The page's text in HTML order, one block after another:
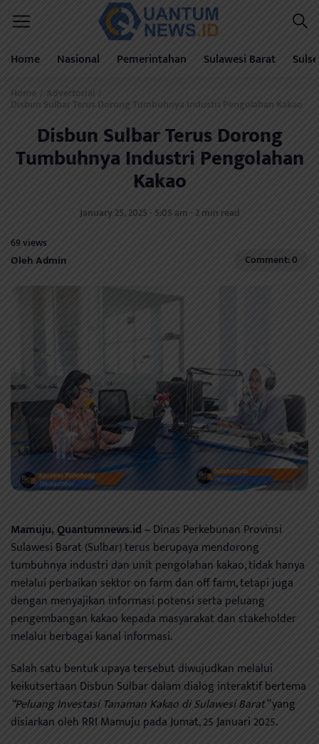
Home Nasional Pemerintahan Sulawesi Barat
Home / Advertorial /
Disbun Sulbar Terus Dorong Tumbuhnya Industri Pengolahan Kakao
Disbun Sulbar Terus Dorong
Tumbuhnya Industri Pengolahan
Kakao
January 25, 2025 - 5:05 am - 2 min read
69 views
Oleh Admin Comment: 0
Mamuju, Quantumnews.id –Dinas Perkebunan Provinsi
Sulawesi Barat (Sulbar) terus berupaya mendorong
tumbuhnya industri dan unit pengolahan kakao, tidak hanya
melalui perbaikan sektor on farm dan off farm, tetapi juga
dengan menyajikan informasi potensi serta peluang
pengembangan kakao kepada masyarakat dan stakeholder
melalui berbagai kanal informasi.
Salah satu bentuk upaya tersebut diwujudkan melalui
keikutsertaan Disbun Sulbar dalam dialog interaktif bertema
“Peluang Investasi Tanaman Kakao di Sulawesi Barat”yang
disiarkan oleh RRI Mamuju pada Jumat, 25 Januari 2025.